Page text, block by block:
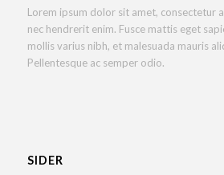
Lorem ipsum dolor sit amet, consectetur
nec hendrerit enim. Fusce mattis eget
mollis varius nibh, et malesuada mauris
Pellentesque ac semper odio.
SIDER